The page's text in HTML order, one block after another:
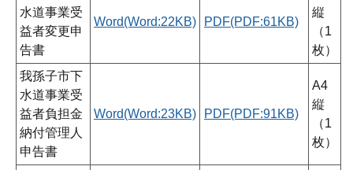
水道事業受
益者変更申
告書
Word(Word:22KB) PDF(PDF:61KB)
縦
（1
枚）
我孫子市下
水道事業受
益者負担金
納付管理人
申告書
Word(Word:23KB) PDF(PDF:91KB)
A4
縦
（1
枚）